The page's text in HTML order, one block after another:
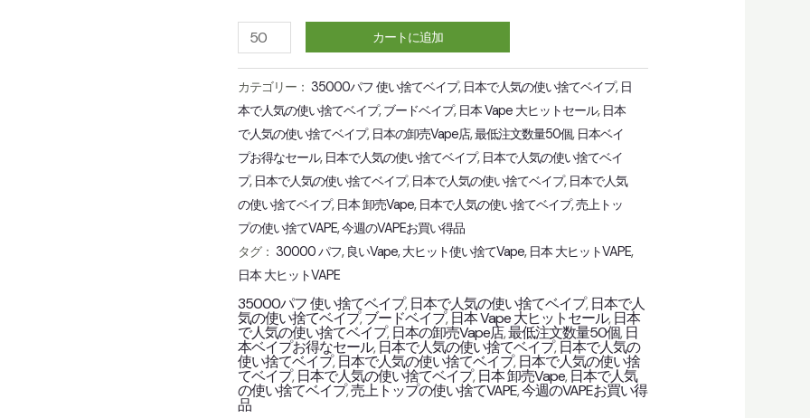
BOOD
INFINITY
30000
PUFF
Hot
Sale
Vape
Discount
Price
個
カートに追加
カテゴリー： 35000パフ 使い捨てベイプ, 日本で人気の使い捨てベイプ, 日
本で人気の使い捨てベイプ,ブードベイプ, 日本 Vape 大ヒットセール, 日本
で人気の使い捨てベイプ, 日本の卸売Vape店,最低注文数量50個, 日本ベイ
プお得なセール, 日本で人気の使い捨てベイプ, 日本で人気の使い捨てベイ
プ, 日本で人気の使い捨てベイプ, 日本で人気の使い捨てベイプ, 日本で人気
の使い捨てベイプ, 日本 卸売Vape, 日本で人気の使い捨てベイプ,売上トッ
プの使い捨てVAPE,今週のVAPEお買い得品
タグ： 30000 パフ, 良いVape,大ヒット使い捨てVape, 日本 大ヒットVAPE,
日本 大ヒットVAPE
35000パフ 使い捨てベイプ,日本で人気の使い捨てベイプ,日本で人
気の使い捨てベイプ,ブードベイプ,日本 Vape 大ヒットセール,日本
で人気の使い捨てベイプ,日本の卸売Vape店,最低注文数量50個,日
本ベイプお得なセール,日本で人気の使い捨てベイプ,日本で人気の
使い捨てベイプ,日本で人気の使い捨てベイプ,日本で人気の使い捨
てベイプ,日本で人気の使い捨てベイプ,日本 卸売Vape,日本で人気
の使い捨てベイプ,売上トップの使い捨てVAPE,今週のVAPEお買い得
品